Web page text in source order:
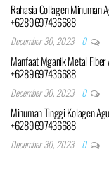
Rahasia Collagen Minuman
+6289697436688
December 30, 2023 0
Manfaat Mganik Metal Fiber
+6289697436688
December 30, 2023 0
Minuman Tinggi Kolagen
+6289697436688
December 30, 2023 0